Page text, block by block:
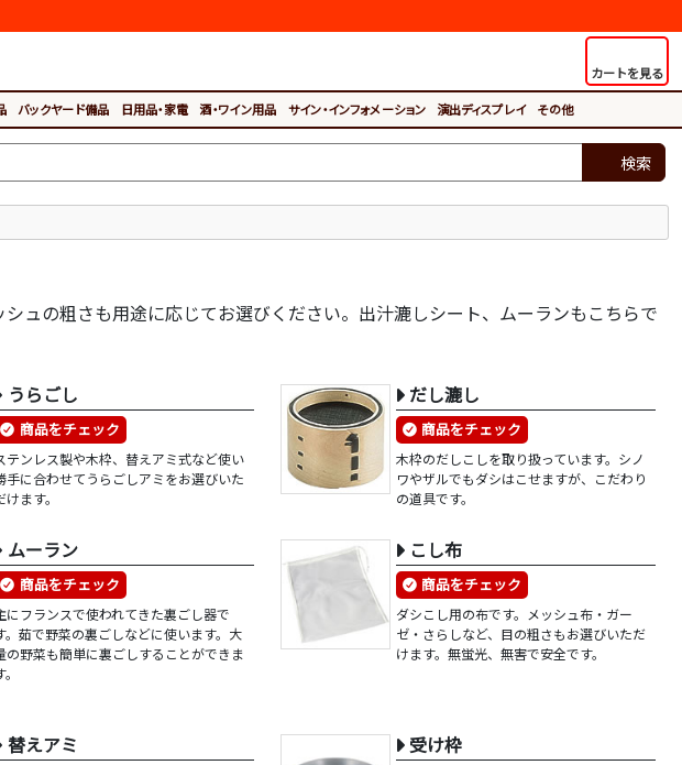
カートを見る
バックヤード備品 日用品・家電 酒・ワイン用品 サイン・インフォメーション 演出ディスプレイ その他
検索
ュの粗さも用途に応じてお選びください。出汁漉しシート、ムーランもこちらで
うらごし
商品をチェック
テンレス製や木枠、替えアミ式など使い
手に合わせてうらごしアミをお選びいた
けます。
だし漉し
商品をチェック
木枠のだしこしを取り扱っています。シノ
ワやザルでもダシはこせますが、こだわり
の道具です。
ムーラン
商品をチェック
にフランスで使われてきた裏ごし器で
。茹で野菜の裏ごしなどに使います。大
の野菜も簡単に裏ごしすることができま
こし布
商品をチェック
ダシこし用の布です。メッシュ布・ガー
ゼ・さらしなど、目の粗さもお選びいただ
けます。無蛍光、無害で安全です。
替えアミ 受け枠